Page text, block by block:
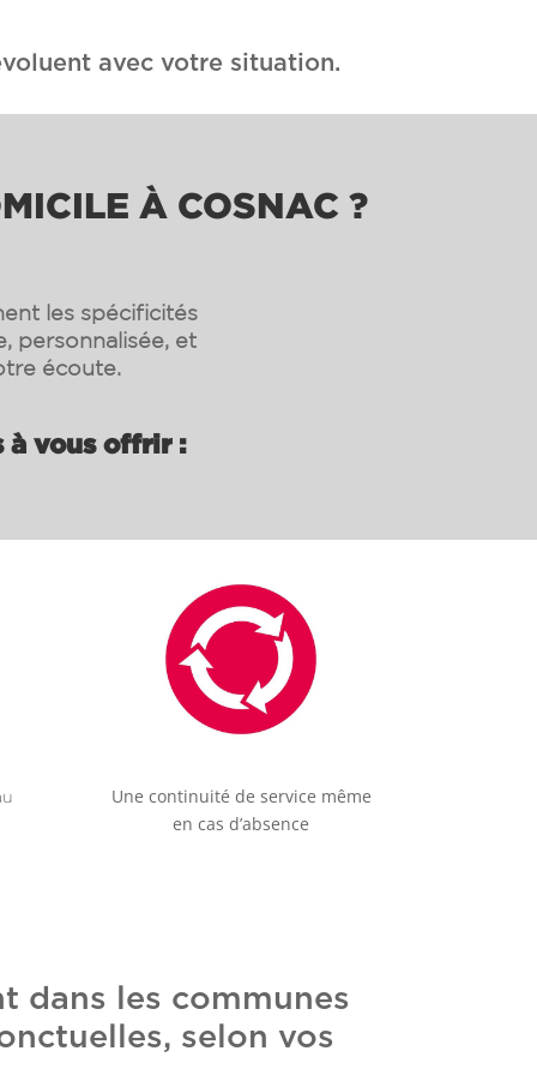
avec votre situation.
À COSNAC ?
les spécificités
personnalisée, et
écoute.
à vous offrir :
Une continuité de service même
en cas d’absence
dans les communes
selon vos